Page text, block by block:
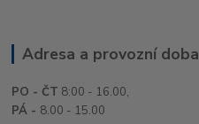
Adresa a provozní doba
PO - ČT 8:00 - 16.00,
PÁ - 8.00 - 15.00